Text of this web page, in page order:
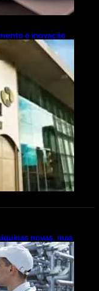
e inovação
do agronegócio
novas, mas
lentamente